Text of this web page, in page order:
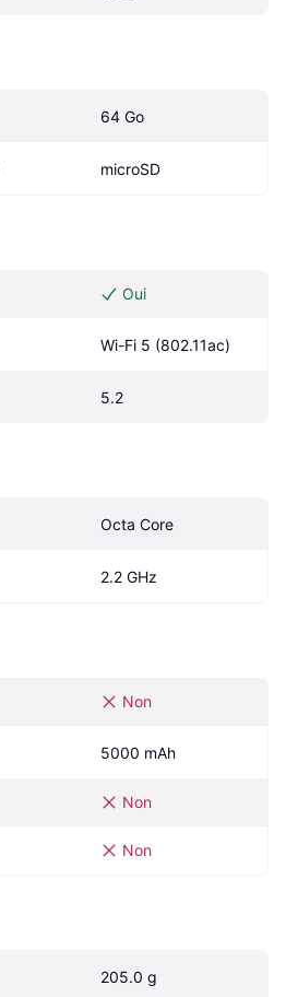
64 Go
microSD
Oui
Wi-Fi 5 (802.11ac)
5.2
Octa Core
2.2 GHz
Non
5000 mAh
Non
Non
205.0 g